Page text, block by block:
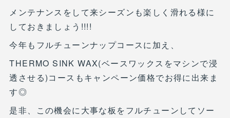
メンテナンスをして来シーズンも楽しく滑れる様に
しておきましょう!!!!
今年もフルチューンナップコースに加え、
THERMO SINK WAX(ベースワックスをマシンで浸
透させる)コースもキャンペーン価格でお得に出来ま
す◎
是非、この機会に大事な板をフルチューンしてソー